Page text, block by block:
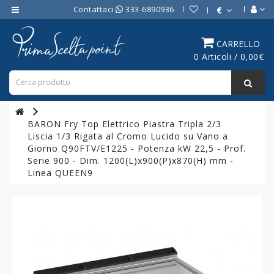
Contattaci 333-6890936 €
CARRELLO
0 Articoli / 0,00€
Category
ATTREZZATURE
BAR
ATTREZZATURE
PROFESSIONALI
CUCINA
LINEA
LINEA
BARON Fry Top Elettrico Piastra Tripla 2/3
Liscia 1/3 Rigata al Cromo Lucido su Vano a
Giorno Q90FTV/E1225 - Potenza kW 22,5 - Prof.
Serie 900 - Dim. 1200(L)x900(P)x870(H) mm -
Linea QUEEN9